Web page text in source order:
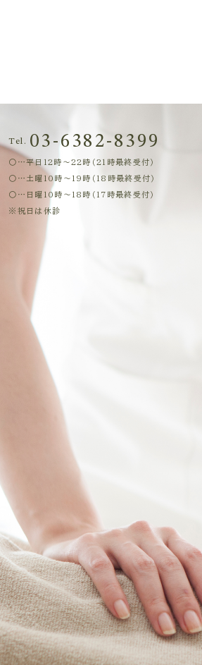
Tel. 03-6382-8399
〇…平日12時～22時（21時最終受付）
〇…土曜10時～19時（18時最終受付）
〇…日曜10時～18時（17時最終受付）
※祝日は休診
結果が出ることもある。
けれど、通う回数を重ねるごと
っていく。
そんなことが何度も続く。
研修で教わった原因や直し方だ
なのに、回数券を売る提案や、
患者さんも自分も納得できる形
ら、長く続く信頼を積み重ねてい
患者さんと一緒に笑顔になれる
人々の健康に貢献したい。
そのために、この仕事に就いたは
最近では、たくさん広告をかけ